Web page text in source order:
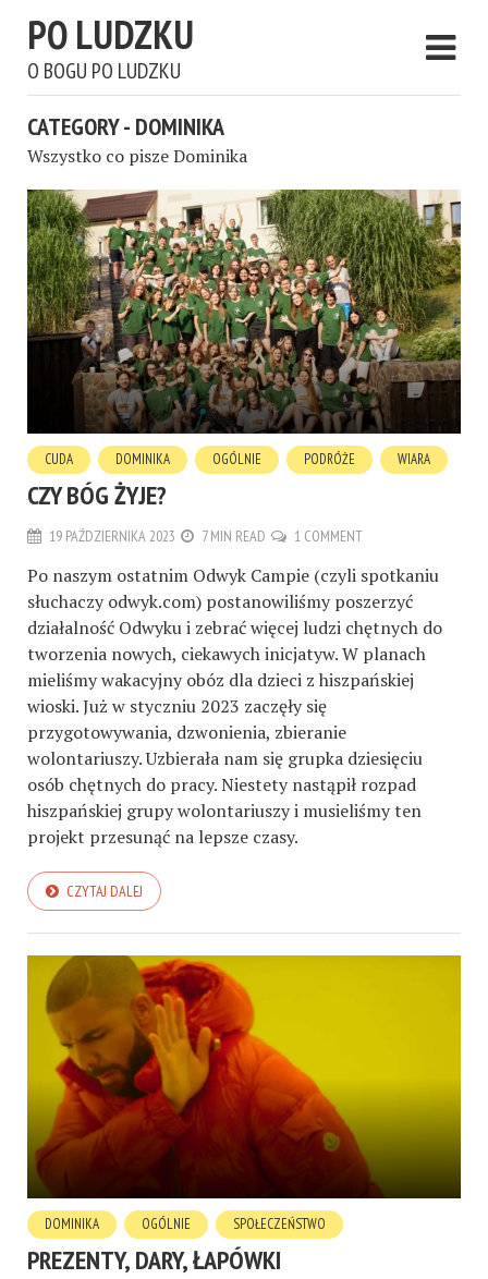
PO LUDZKU
O BOGU PO LUDZKU
CATEGORY - DOMINIKA
Wszystko co pisze Dominika
CUDA DOMINIKA OGÓLNIE PODRÓŻE WIARA
CZY BÓG ŻYJE?
19 PAŹDZIERNIKA 2023 7 MIN READ 1 COMMENT
Po naszym ostatnim Odwyk Campie (czyli spotkaniu
słuchaczy odwyk.com) postanowiliśmy poszerzyć
działalność Odwyku i zebrać więcej ludzi chętnych do
tworzenia nowych, ciekawych inicjatyw. W planach
mieliśmy wakacyjny obóz dla dzieci z hiszpańskiej
wioski. Już w styczniu 2023 zaczęły się
przygotowywania, dzwonienia, zbieranie
wolontariuszy. Uzbierała nam się grupka dziesięciu
osób chętnych do pracy. Niestety nastąpił rozpad
hiszpańskiej grupy wolontariuszy i musieliśmy ten
projekt przesunąć na lepsze czasy.
CZYTAJ DALEJ
DOMINIKA OGÓLNIE SPOŁECZEŃSTWO
PREZENTY, DARY, ŁAPÓWKI